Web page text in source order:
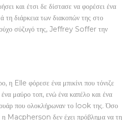
και έτσι δε δίστασε να φορέσει ένα
τη διάρκεια των διακοπών της στο
σύζυγό της, Jeffrey Soffer την
η Elle φόρεσε ένα μπικίνι που τόνιζε
μαύρο τοπ, ενώ ένα καπέλο και ένα
που ολοκλήρωναν το look της. Όσο
η Macpherson δεν έχει πρόβλημα να τη